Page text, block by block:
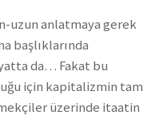
uzun anlatmaya gerek
başlıklarında
da… Fakat bu
için kapitalizmin tam
üzerinde itaatin